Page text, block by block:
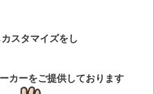
スタマイズをし
カーをご提供しております